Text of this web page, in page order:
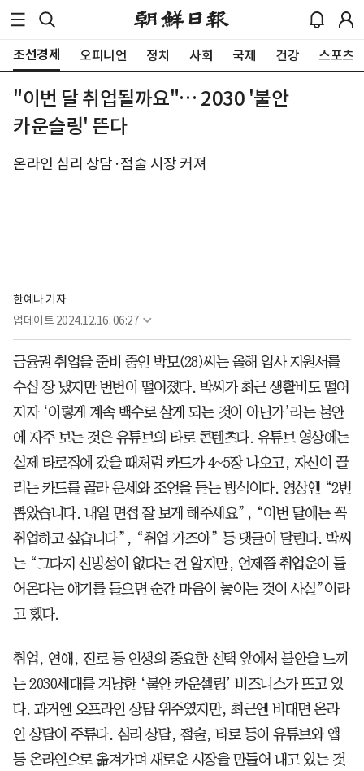
조선경제 오피니언 정치 사회 국제 건강 스포츠
"이번 달 취업될까요"… 2030 '불안
카운슬링' 뜬다
온라인 심리 상담·점술 시장 커져
한예나 기자
업데이트 2024.12.16. 06:27
금융권 취업을 준비 중인 박모(28)씨는 올해 입사 지원서를
수십 장 냈지만 번번이 떨어졌다. 박씨가 최근 생활비도 떨어
지자 ‘이렇게 계속 백수로 살게 되는 것이 아닌가’라는 불안
에 자주 보는 것은 유튜브의 타로 콘텐츠다. 유튜브 영상에는
실제 타로집에 갔을 때처럼 카드가 4~5장 나오고, 자신이 끌
리는 카드를 골라 운세와 조언을 듣는 방식이다. 영상엔 “2번
뽑았습니다. 내일 면접 잘 보게 해주세요”, “이번 달에는 꼭
취업하고 싶습니다”, “취업 가즈아” 등 댓글이 달린다. 박씨
는 “그다지 신빙성이 없다는 건 알지만, 언제쯤 취업운이 들
어온다는 얘기를 들으면 순간 마음이 놓이는 것이 사실”이라
고 했다.
취업, 연애, 진로 등 인생의 중요한 선택 앞에서 불안을 느끼
는 2030세대를 겨냥한 ‘불안 카운셀링’ 비즈니스가 뜨고 있
다. 과거엔 오프라인 상담 위주였지만, 최근엔 비대면 온라
인 상담이 주류다. 심리 상담, 점술, 타로 등이 유튜브와 앱
등 온라인으로 옮겨가며 새로운 시장을 만들어 내고 있는 것